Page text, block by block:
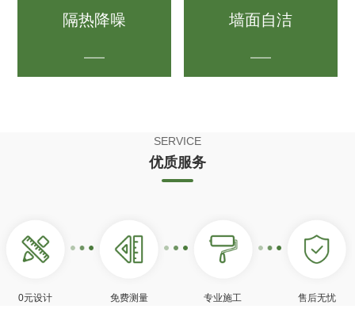
隔热降噪 墙面自洁
SERVICE
优质服务
0元设计 免费测量 专业施工 售后无忧